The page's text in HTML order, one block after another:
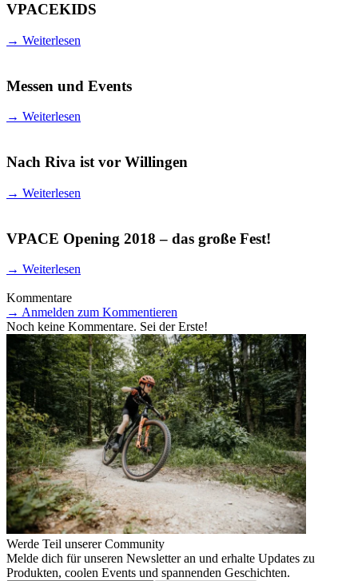
VPACEKIDS
→ Weiterlesen
Messen und Events
→ Weiterlesen
Nach Riva ist vor Willingen
→ Weiterlesen
VPACE Opening 2018 – das große Fest!
→ Weiterlesen
Kommentare
→ Anmelden zum Kommentieren
Noch keine Kommentare. Sei der Erste!
Werde Teil unserer Community
Melde dich für unseren Newsletter an und erhalte Updates zu
Produkten, coolen Events und spannenden Geschichten.